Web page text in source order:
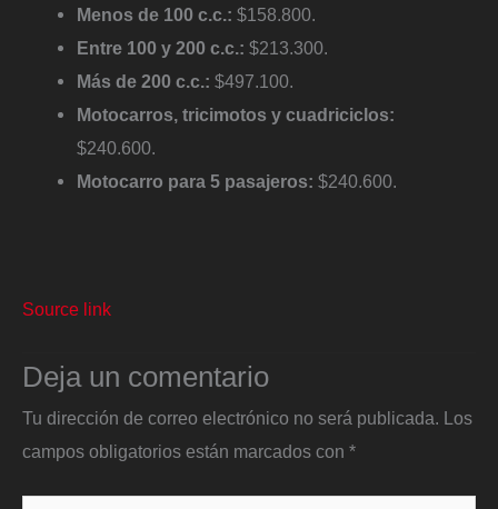
Menos de 100 c.c.: $158.800.
Entre 100 y 200 c.c.: $213.300.
Más de 200 c.c.: $497.100.
Motocarros, tricimotos y cuadriciclos:
$240.600.
Motocarro para 5 pasajeros: $240.600.
Source link
Deja un comentario
Tu dirección de correo electrónico no será publicada. Los
campos obligatorios están marcados con *